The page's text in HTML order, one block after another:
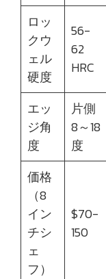
ロッ
クウ
ェル
硬度
56-
62
HRC
エッ
ジ角
度
片側
8～18
度
価格
（8
イン
チシ
ェ
フ）
$70-
150